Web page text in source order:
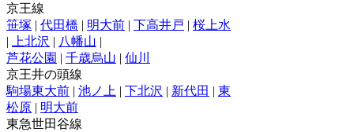
京王線
笹塚 | 代田橋 | 明大前 | 下高井戸 | 桜上水
|
上北沢 | 八幡山 |
芦花公園 | 千歳烏山 | 仙川
京王井の頭線
駒場東大前 | 池ノ上 | 下北沢 | 新代田 | 東
松原 | 明大前
東急世田谷線